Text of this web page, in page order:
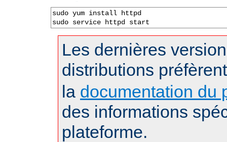
sudo yum install httpd
sudo service httpd start
Les dernières
distributions
la documentation du
des informations
plateforme.